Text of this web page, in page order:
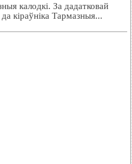
калодкі. За дадатковай
кіраўніка Тармазныя...